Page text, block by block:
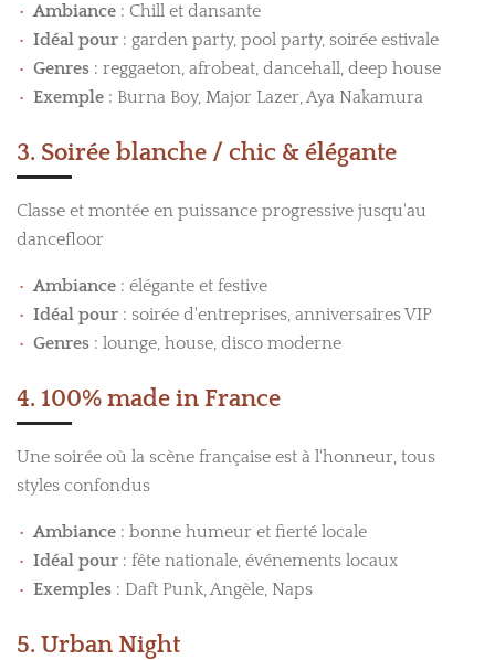
Ambiance : Chill et dansante
Idéal pour: garden party, pool party, soirée estivale
Genres : reggaeton, afrobeat, dancehall, deep house
Exemple : Burna Boy, Major Lazer, Aya Nakamura
3. Soirée blanche / chic & élégante
Classe et montée en puissance progressive jusqu'au
dancefloor
Ambiance : élégante et festive
Idéal pour: soirée d'entreprises, anniversaires VIP
Genres : lounge, house, disco moderne
4. 100% made in France
Une soirée où la scène française est à l'honneur, tous
styles confondus
Ambiance : bonne humeur et fierté locale
Idéal pour: fête nationale, événements locaux
Exemples : Daft Punk, Angèle, Naps
5. Urban Night